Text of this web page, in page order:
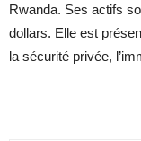
Rwanda. Ses actifs
dollars. Elle est
la sécurité privée,